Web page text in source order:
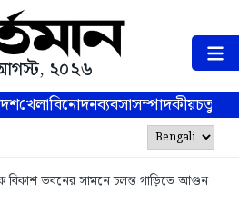
২০২৬
খেলাবিনোদনব্যবসাসম্পাদকীয়
বিকাশ ভবনের সামনে চলন্ত গাড়িতে আগুন